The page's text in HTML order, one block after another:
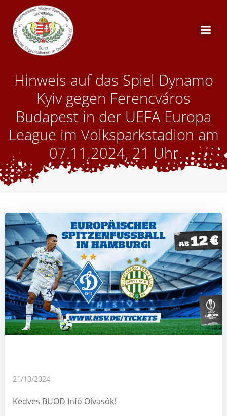
Hinweis auf das Spiel Dynamo
Kyiv gegen Ferencváros
Budapest in der UEFA Europa
League im Volksparkstadion am
07.11.2024, 21 Uhr
21/10/2024
Kedves BUOD Infó Olvasók!